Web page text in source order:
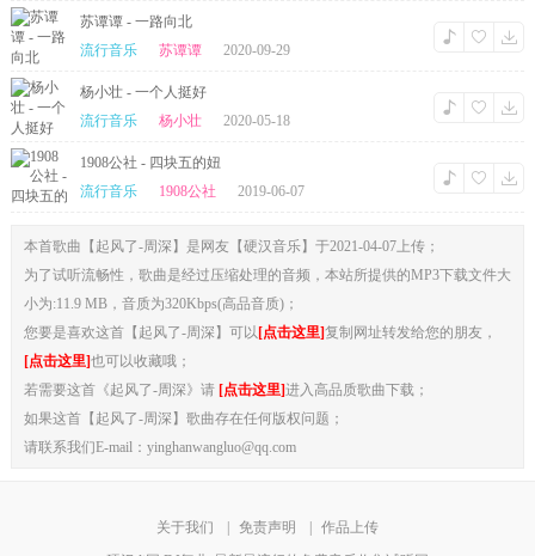
苏谭谭 - 一路向北
流行音乐
苏谭谭 2020-09-29
杨小壮 - 一个人挺好
流行音乐
杨小壮 2020-05-18
1908公社 - 四块五的妞
流行音乐
1908公社 2019-06-07
本首歌曲【起风了-周深】是网友【硬汉音乐】于2021-04-07上传；
为了试听流畅性，歌曲是经过压缩处理的音频，本站所提供的MP3下载文件大
小为:11.9 MB，音质为320Kbps(高品音质)；
您要是喜欢这首【起风了-周深】可以 [点击这里]复制网址转发给您的朋友，
[点击这里]也可以收藏哦；
若需要这首《起风了-周深》请 [点击这里]进入高品质歌曲下载；
如果这首【起风了-周深】歌曲存在任何版权问题；
请联系我们E-mail：yinghanwangluo@qq.com
关于我们 免责声明
作品上传